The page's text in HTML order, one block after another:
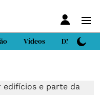
Vídeos DN Sport